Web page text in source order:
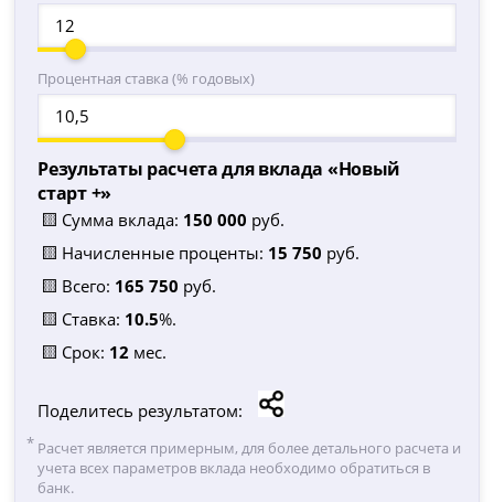
Процентная ставка (% годовых)
Результаты расчета для вклада «Новый
старт +»
🟨 Сумма вклада: 150 000 руб.
🟨 Начисленные проценты: 15 750 руб.
🟨 Всего: 165 750 руб.
🟨 Ставка: 10.5%.
🟨 Срок: 12 мес.
Поделитесь результатом:
Расчет является примерным, для более детального расчета и
учета всех параметров вклада необходимо обратиться в
банк.